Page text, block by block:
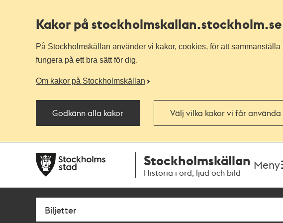
Kakor på stockholmskallan.stockholm.se
På Stockholmskällan använder vi kakor, cookies, för att
fungera på ett bra sätt för dig.
Om kakor på Stockholmskällan
Godkänn alla kakor Välj vilka kakor vi får använda
navigationen
huvudinnehållet
Stockholmskällan
Historia i ord, ljud och bild
Meny
Sök